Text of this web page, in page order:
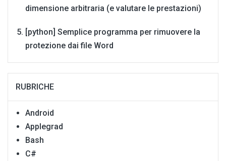
dimensione arbitraria (e valutare le prestazioni)
[python] Semplice programma per rimuovere la
protezione dai file Word
RUBRICHE
Android
Applegrad
Bash
C#